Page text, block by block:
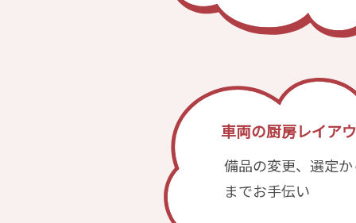
車両の厨房レイア
備品の変更、選定
までお手伝い